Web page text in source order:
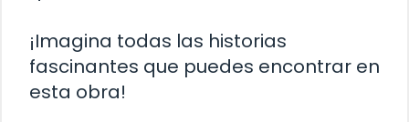
¡Imagina todas las historias
fascinantes que puedes encontrar en
esta obra!